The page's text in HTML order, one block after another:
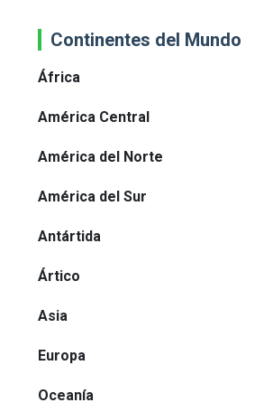
Continentes del Mundo
África
América Central
América del Norte
América del Sur
Antártida
Ártico
Asia
Europa
Oceanía